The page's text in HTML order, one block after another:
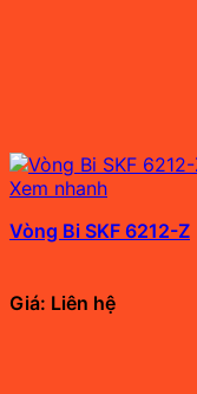
Xem nhanh
Vòng Bi SKF 6212-Z
Giá: Liên hệ